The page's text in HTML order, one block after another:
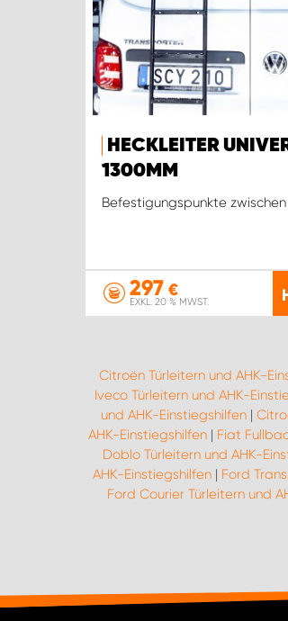
HECKLEITER
1300MM
Befestigungspunkte zwischen
297 €
EXKL. 20 % MWST.
Citroën Türleitern und AHK-
Iveco Türleitern und AHK-
und AHK-Einstiegshilfen|
AHK-Einstiegshilfen| Fiat
Doblo Türleitern und AHK-
AHK-Einstiegshilfen | Ford
Ford Courier Türleitern und